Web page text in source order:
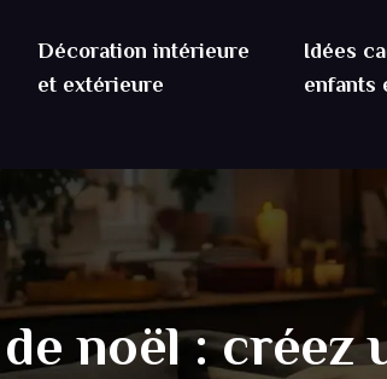
Décoration intérieure
et extérieure
Idées
enfants
noël :